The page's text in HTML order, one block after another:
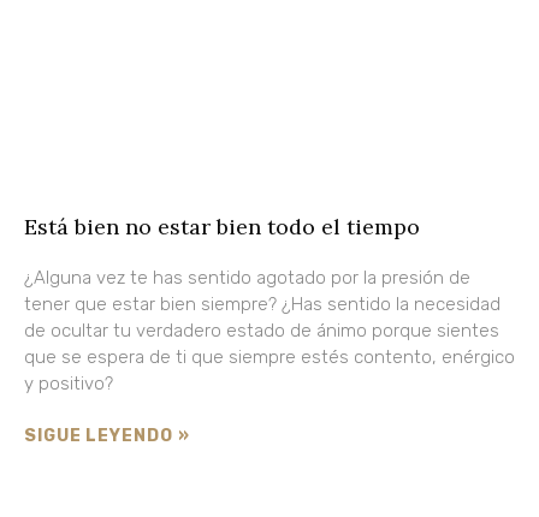
Está bien no estar bien todo el tiempo
¿Alguna vez te has sentido agotado por la presión de
tener que estar bien siempre? ¿Has sentido la necesidad
de ocultar tu verdadero estado de ánimo porque sientes
que se espera de ti que siempre estés contento, enérgico
y positivo?
SIGUE LEYENDO »